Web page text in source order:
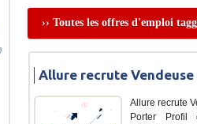
›› Toutes les offres d'emploi
Allure recrute Vendeuse
Allure recrute
Porter Profil